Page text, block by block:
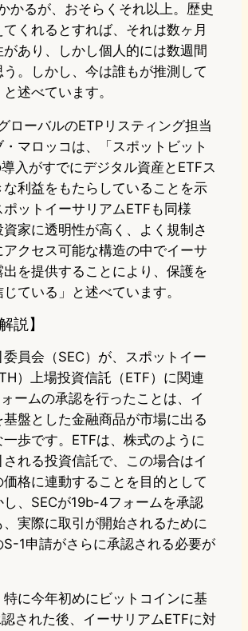
かるが、おそらくそれ以上。歴史
くれるとすれば、それは数ヶ月
あり、しかし個人的には数週間
。しかし、今は誰もが推測して
述べています。
ローバルのETPリスティング担当
マロッコは、「スポットビット
入がすでにデジタル資産とETFス
利益をもたらしていることを示
ポットイーサリアムETFも同様
家に透明性が高く、よく規制さ
クセス可能な構造の中でイーサ
出を提供することにより、保護を
ている」と述べています。
説】
員会（SEC）が、スポットイー
）上場投資信託（ETF）に関連
ームの承認を行ったことは、イ
盤とした金融商品が市場に出る
歩です。ETFは、株式のように
れる投資信託で、この場合はイ
格に連動することを目的として
し、SECが19b-4フォームを承認
、実際に取引が開始されるために
S-1申請がさらに承認される必要が
特に今年初めにビットコインに基
された後、イーサリアムETFに対